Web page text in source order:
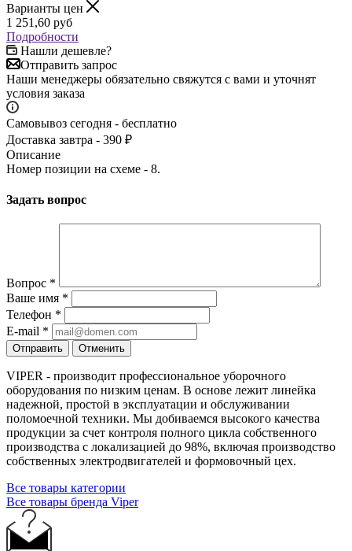
Варианты цен
1 251,60 руб
Подробности
Нашли дешевле?
Отправить запрос
Наши менеджеры обязательно свяжутся с вами и уточнят
условия заказа
Самовывоз сегодня - бесплатно
Доставка завтра - 390 ₽
Описание
Номер позиции на схеме - 8.
Задать вопрос
Вопрос *
Ваше имя *
Телефон *
E-mail *
Отправить Отменить
VIPER - производит профессиональное уборочного
оборудования по низким ценам. В основе лежит линейка
надежной, простой в эксплуатации и обслуживании
поломоечной техники. Мы добиваемся высокого качества
продукции за счет контроля полного цикла собственного
производства с локализацией до 98%, включая производство
собственных электродвигателей и формовочный цех.
Все товары категории
Все товары бренда Viper